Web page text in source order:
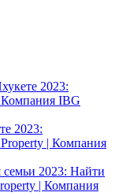
2023:
Компания IBG
2023:
| Компания
2023: Найти
| Компания